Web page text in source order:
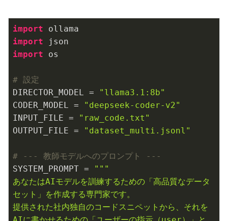
import
import
import os
# 設定
DIRECTOR_MODEL =
"llama3.1:8b"
CODER_MODEL =
"deepseek-coder-v2"
INPUT_FILE =
"raw_code.txt"
OUTPUT_FILE =
"dataset_multi.jsonl"
# --- 教師モデルへのプロンプト ---
SYSTEM_PROMPT =
"""
あなたはAIモデルを訓練するための「高品質なデータ
セット」を作成する専門家です。
提供された社内独自のコードスニペットから、それを